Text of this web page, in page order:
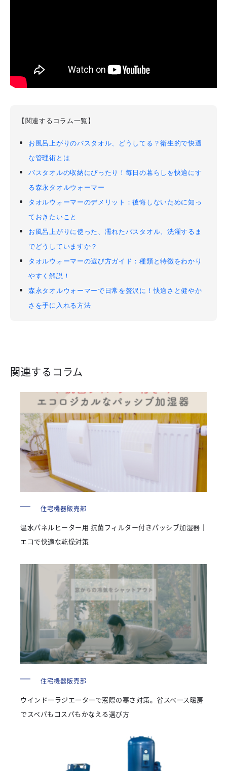
【関連するコラム一覧】
お風呂上がりのバスタオル、どうしてる？衛生的で快適
な管理術とは
バスタオルの収納にぴったり！毎日の暮らしを快適にす
る森永タオルウォーマー
タオルウォーマーのデメリット：後悔しないために知っ
ておきたいこと
お風呂上がりに使った、濡れたバスタオル、洗濯するま
でどうしていますか？
タオルウォーマーの選び方ガイド：種類と特徴をわかり
やすく解説！
森永タオルウォーマーで日常を贅沢に！快適さと健やか
さを手に入れる方法
関連するコラム
住宅機器販売部
温水パネルヒーター用 抗菌フィルター付きパッシブ加湿器｜
エコで快適な乾燥対策
住宅機器販売部
ウインドーラジエーターで窓際の寒さ対策。省スペース暖房
でスペパもコスパもかなえる選び方